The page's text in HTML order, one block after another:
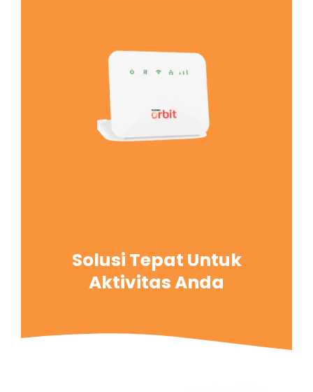
Solusi Tepat Untuk
Aktivitas Anda